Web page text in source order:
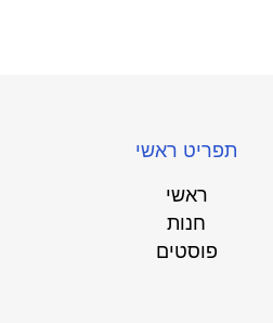
תפריט ראשי
ראשי
חנות
פוסטים